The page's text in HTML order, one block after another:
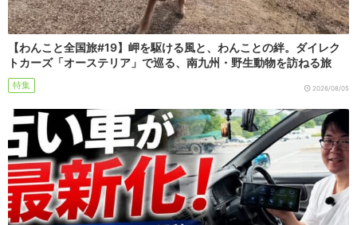
【わんこと全国旅#19】岬を駆ける風と、わんことの絆。ダイレク
トカーズ「オーステリア」で巡る、南九州・野生動物を訪ねる旅
特集 2026/08/05